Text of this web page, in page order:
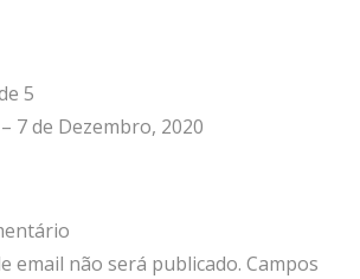
5
– 7 de Dezembro, 2020
email não será publicado. Campos